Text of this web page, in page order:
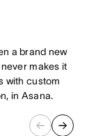
a brand new
makes it
with custom
in Asana.